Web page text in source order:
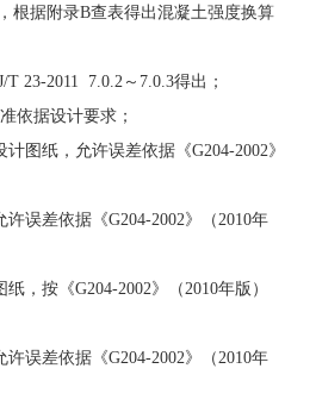
根据附录B查表得出混凝土强度换算
23-2011 7.0.2～7.0.3得出；
依据设计要求；
图纸，允许误差依据《G204-2002》
误差依据《G204-2002》（2010年
，按《G204-2002》（2010年版）
误差依据《G204-2002》（2010年